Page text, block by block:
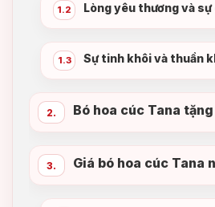
1.2 Lòng yêu thương và sự
1.3 Sự tinh khôi và thuần
2. Bó hoa cúc Tana
3. Giá bó hoa cúc Tana